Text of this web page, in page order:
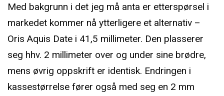
Med bakgrunn i det jeg må anta er etterspørsel i
markedet kommer nå ytterligere et alternativ –
Oris Aquis Date i 41,5 millimeter. Den plasserer
seg hhv. 2 millimeter over og under sine brødre,
mens øvrig oppskrift er identisk. Endringen i
kassestørrelse fører også med seg en 2 mm